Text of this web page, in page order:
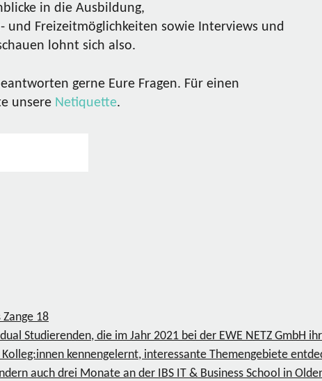
in die Ausbildung,
Freizeitmöglichkeiten sowie Interviews und
lohnt sich also.
gerne Eure Fragen. Für einen
unsere Netiquette.
18
Studierenden, die im Jahr 2021 bei der EWE NETZ GmbH
kennengelernt, interessante Themengebiete
auch drei Monate an der IBS IT & Business School in